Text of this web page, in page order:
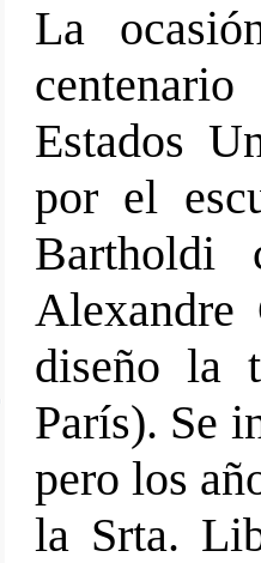
La
Estados
por el
Bartholdi
Alexandre
diseño la
París). Se
pero los
la Srta.